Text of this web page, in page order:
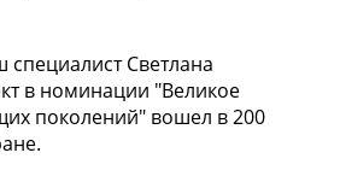
Светлана
в номинации "Великое
поколений" вошел в 200